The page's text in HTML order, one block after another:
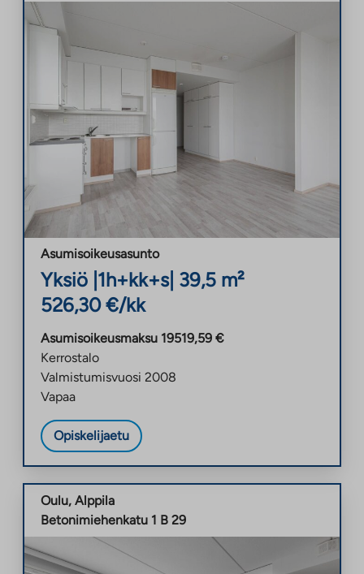
Asumisoikeusasunto
Yksiö 1h+kk+s| 39,5 m²
526,30 €/kk
Asumisoikeusmaksu 19519,59 €
Kerrostalo
Valmistumisvuosi 2008
Vapaa
Opiskelijaetu
Oulu, Alppila
Betonimiehenkatu 1 B 29